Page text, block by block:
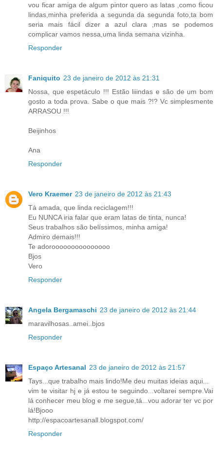
vou ficar amiga de algum pintor quero as latas ,como ficou
lindas,minha preferida a segunda da segunda foto,ta bom
seria mais fácil dizer a azul clara ,mas se podemos
complicar vamos nessa,uma linda semana vizinha.
Responder
Faniquito 23 de janeiro de 2012 às 21:31
Nossa, que espetáculo !!! Estão liiindas e são de um bom
gosto a toda prova. Sabe o que mais ?!? Vc simplesmente
ARRASOU !!!
Beijinhos
Ana
Responder
Vero Kraemer 23 de janeiro de 2012 às 21:43
Tá amada, que linda reciclagem!!!
Eu NUNCA iria falar que eram latas de tinta, nunca!
Seus trabalhos são belíssimos, minha amiga!
Admiro demais!!!
Te adorooooooooooooooo
Bjos
Vero
Responder
Angela Bergamaschi 23 de janeiro de 2012 às 21:44
maravilhosas..amei..bjos
Responder
Espaço Artesanal 23 de janeiro de 2012 às 21:57
Tays...que trabalho mais lindo!Me deu muitas ideias aqui...
vim te visitar hj e já estou te seguindo...voltarei sempre.Vai
lá conhecer meu blog e me segue,tá...vou adorar ter vc por
lá!Bjooo
http://espacoartesanall.blogspot.com/
Responder